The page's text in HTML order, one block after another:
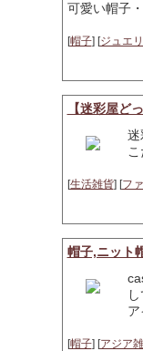
可愛い帽子
[帽子] [ジュエ
【迷彩屋ど
迷
[生活雑貨] [フ
帽子,ニット
[帽子] [アジア